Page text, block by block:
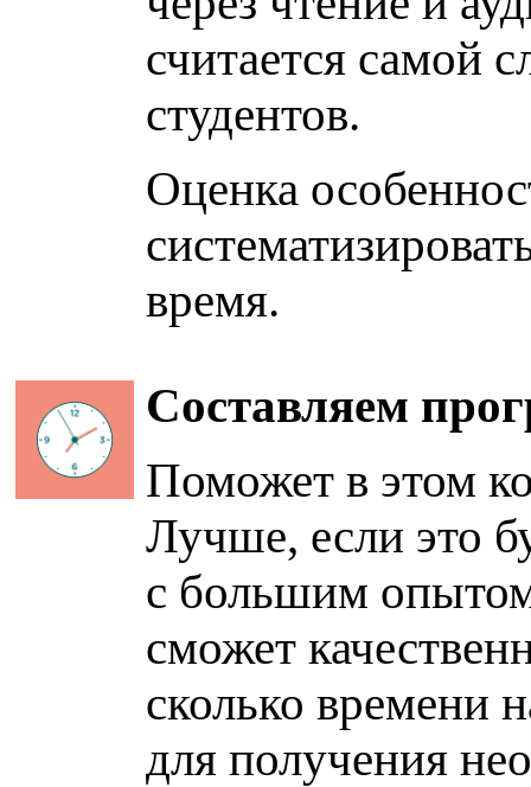
считается самой
студентов.
Оценка
время.
Составляем
Поможет в этом
Лучше, если это
с большим
сможет
сколько времени
для получения